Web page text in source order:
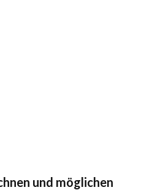
und möglichen